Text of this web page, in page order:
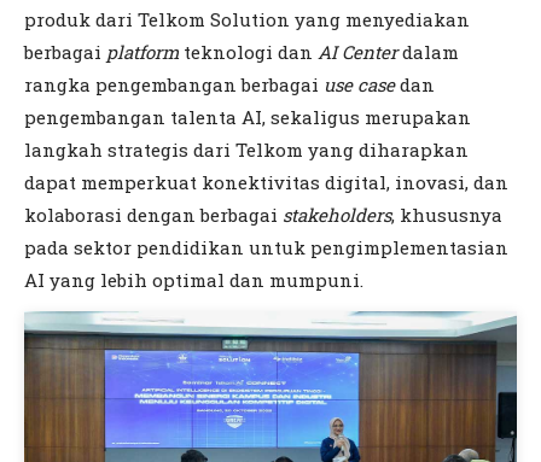
produk dari Telkom Solution yang menyediakan
berbagai platform teknologi dan AI Centerdalam
rangka pengembangan berbagai use casedan
pengembangan talenta AI, sekaligus merupakan
langkah strategis dari Telkom yang diharapkan
dapat memperkuat konektivitas digital, inovasi, dan
kolaborasi dengan berbagai stakeholders, khususnya
pada sektor pendidikan untuk pengimplementasian
AI yang lebih optimal dan mumpuni.